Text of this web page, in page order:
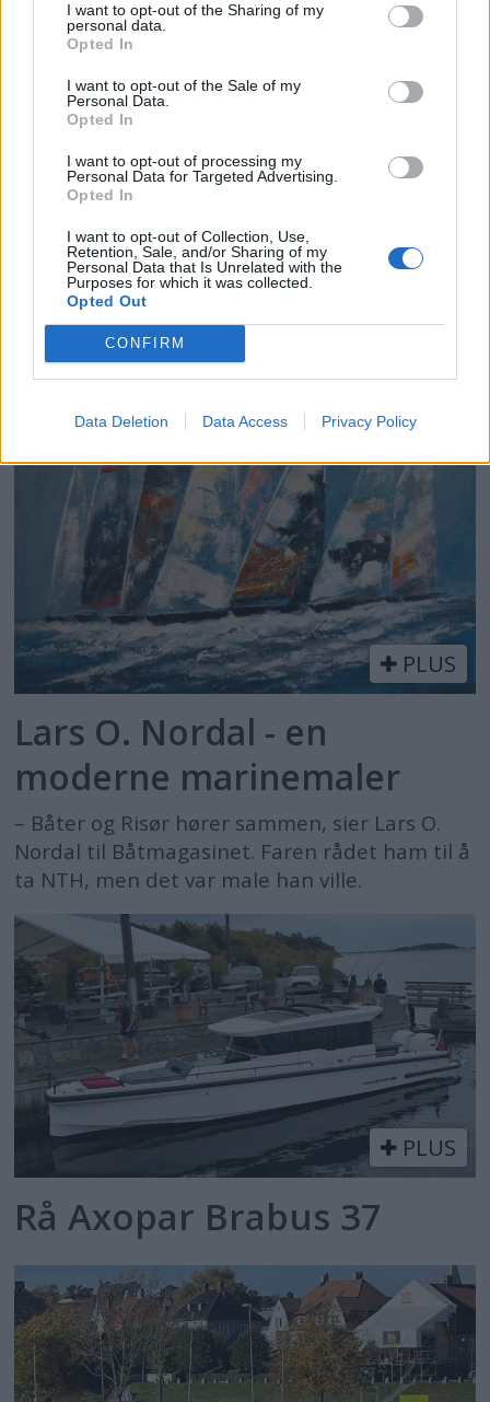
I want to opt-out of the Sharing of my
personal data.
Opted In
I want to opt-out of the Sale of my
Personal Data.
Opted In
I want to opt-out of processing my
Personal Data for Targeted Advertising.
Opted In
I want to opt-out of Collection, Use,
Retention, Sale, and/or Sharing of my
Personal Data that Is Unrelated with the
Purposes for which it was collected.
Opted Out
CONFIRM
Data Deletion Data Access Privacy Policy
Ti spennende nyheter på
Båter i sjøen
Båter i sjøen kan by på en rekke store og små
nyheter i år. Blant nyhetene du kan oppleve er
daycruiseren Askeladden Fenix 66BR og
halvplaneren Saga 355.
PLUS
Lars O. Nordal - en
moderne marinemaler
– Båter og Risør hører sammen, sier Lars O.
Nordal til Båtmagasinet. Faren rådet ham til å
ta NTH, men det var male han ville.
PLUS
Rå Axopar Brabus 37